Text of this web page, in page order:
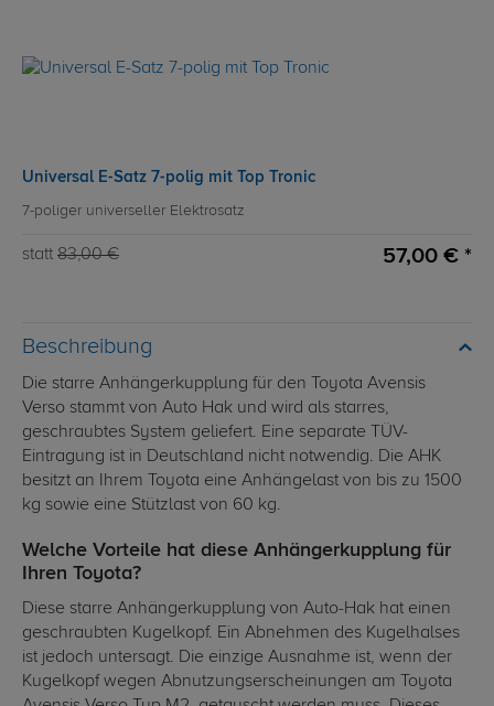
Universal E-Satz 7-polig mit Top Tronic
7-poliger universeller Elektrosatz
statt 83,00 € 57,00 € *
Beschreibung
Die starre Anhängerkupplung für den Toyota Avensis
Verso stammt von Auto Hak und wird als starres,
geschraubtes System geliefert. Eine separate TÜV-
Eintragung ist in Deutschland nicht notwendig. Die AHK
besitzt an Ihrem Toyota eine Anhängelast von bis zu 1500
kg sowie eine Stützlast von 60 kg.
Welche Vorteile hat diese Anhängerkupplung für
Ihren Toyota?
Diese starre Anhängerkupplung von Auto-Hak hat einen
geschraubten Kugelkopf. Ein Abnehmen des Kugelhalses
ist jedoch untersagt. Die einzige Ausnahme ist, wenn der
Kugelkopf wegen Abnutzungserscheinungen am Toyota